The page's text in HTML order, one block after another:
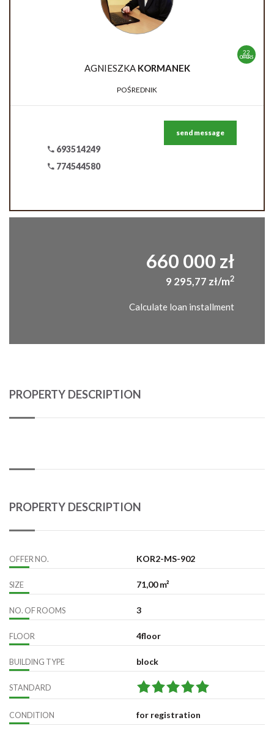
22
OFFERS
AGNIESZKA KORMANEK
POŚREDNIK
693514249
774544580
send message
660 000 zł
9 295,77 zł/m2
Calculate loan installment
PROPERTY DESCRIPTION
PROPERTY DESCRIPTION
OFFER NO. KOR2-MS-902
SIZE 71,00 m²
NO. OF ROOMS 3
FLOOR 4floor
BUILDING TYPE block
STANDARD
CONDITION for registration